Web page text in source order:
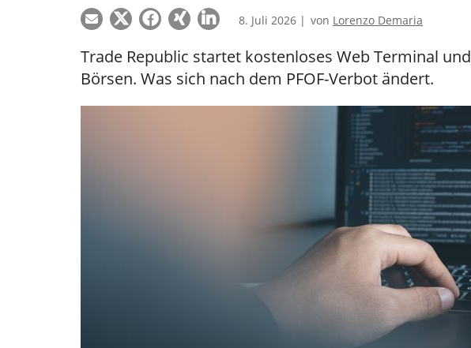
8. Juli 2026 | von Lorenzo Demaria
Trade Republic startet kostenloses Web Terminal
Börsen. Was sich nach dem PFOF-Verbot ändert.